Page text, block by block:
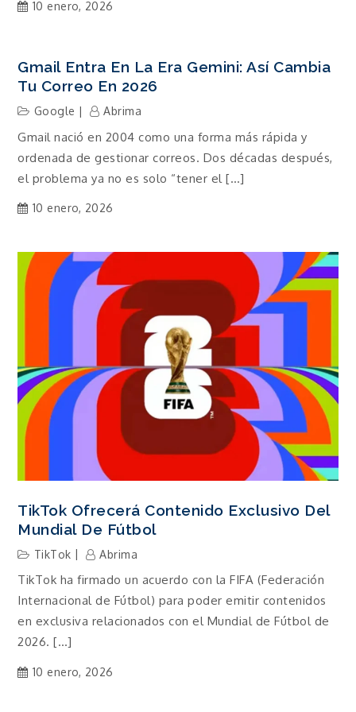
10 enero, 2026
Gmail Entra En La Era Gemini: Así Cambia
Tu Correo En 2026
Google Abrima
Gmail nació en 2004 como una forma más rápida y
ordenada de gestionar correos. Dos décadas después,
el problema ya no es solo “tener el […]
10 enero, 2026
TikTok Ofrecerá Contenido Exclusivo Del
Mundial De Fútbol
TikTok Abrima
TikTok ha firmado un acuerdo con la FIFA (Federación
Internacional de Fútbol) para poder emitir contenidos
en exclusiva relacionados con el Mundial de Fútbol de
2026. […]
10 enero, 2026